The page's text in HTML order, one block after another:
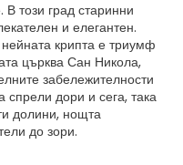
този град старинни
и елегантен.
крипта е триумф
църква Сан Никола,
забележителности
спрели дори и сега, така
долини, нощта
до зори.